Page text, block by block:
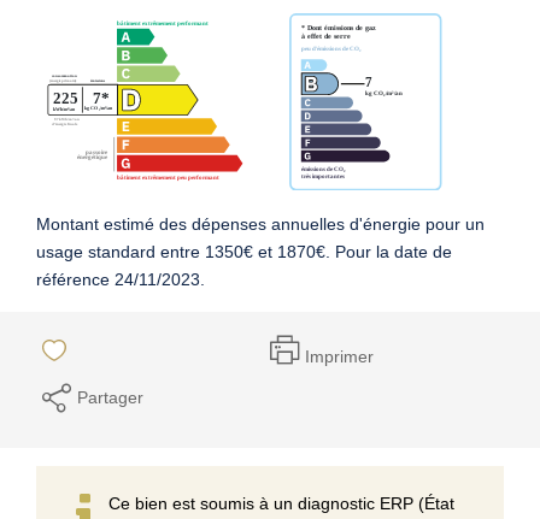
Montant estimé des dépenses annuelles d'énergie pour un
usage standard entre 1350€ et 1870€. Pour la date de
référence 24/11/2023.
Imprimer
Partager
Ce bien est soumis à un diagnostic ERP (État